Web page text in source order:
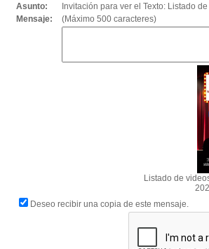
Asunto:
Invitación para ver el Texto: Listado
Mensaje:
(Máximo 500 caracteres)
Listado de
Deseo recibir una copia de este mensaje.